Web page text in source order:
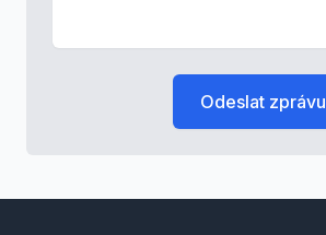
Odeslat zprávu